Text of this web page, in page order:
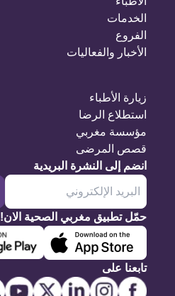
الخدمات
الفروع
الأخبار والفعاليات
زيارة الأطباء
استطلاع الرضا
مؤسسة مغربي
قصص المرضى
انضم إلى النشرة البريدية
حمّل تطبيق مغربي الصحية الان!
تابعنا على